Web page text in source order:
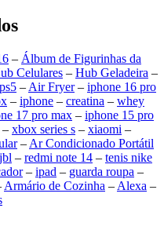
– Álbum de Figurinhas da
Celulares – Hub Geladeira –
ps5 – Air Fryer– iphone 16 pro
– iphone – creatina – whey
17 pro max – iphone 15 pro
– xbox series s – xiaomi –
– Ar Condicionado Portátil
jbl – redmi note 14 – tenis nike
– ipad – guarda roupa –
Armário de Cozinha – Alexa –